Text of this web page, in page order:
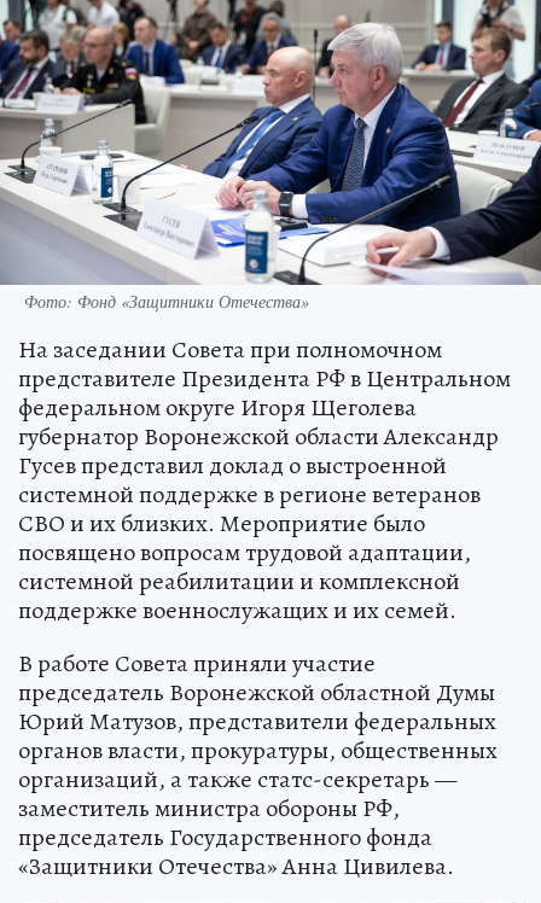
Фото: Фонд «Защитники Отечества»
На заседании Совета при полномочном
представителе Президента РФ в Центральном
федеральном округе Игоря Щеголева
губернатор Воронежской области Александр
Гусев представил доклад о выстроенной
системной поддержке в регионе ветеранов
СВО и их близких. Мероприятие было
посвящено вопросам трудовой адаптации,
системной реабилитации и комплексной
поддержке военнослужащих и их семей.
В работе Совета приняли участие
председатель Воронежской областной Думы
Юрий Матузов, представители федеральных
органов власти, прокуратуры, общественных
организаций, а также статс-секретарь —
заместитель министра обороны РФ,
председатель Государственного фонда
«Защитники Отечества» Анна Цивилева.